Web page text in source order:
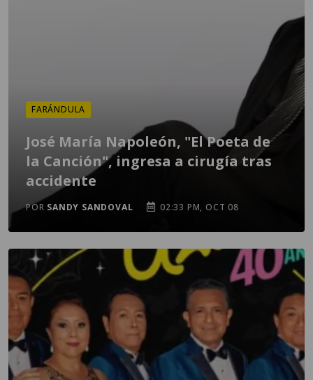
FARÁNDULA
José María Napoleón, "El Poeta de
la Canción", ingresa a cirugía tras
accidente
POR SANDY SANDOVAL 02:33 PM, OCT 08